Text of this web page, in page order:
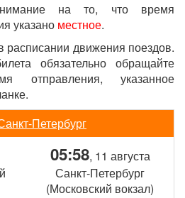
на то, что время
указано местное.
движения поездов.
обязательно обращайте
отправления, указанное
Петербург
05:58, 11 августа
Санкт-Петербург
(Московский вокзал)